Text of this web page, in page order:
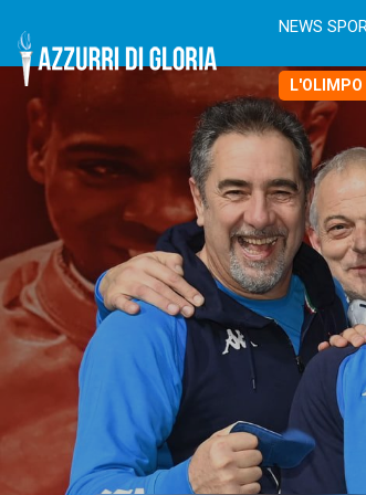
NEWS
L'OLIMPO